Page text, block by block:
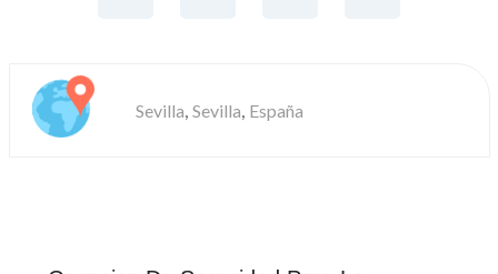
Sevilla, Sevilla, España